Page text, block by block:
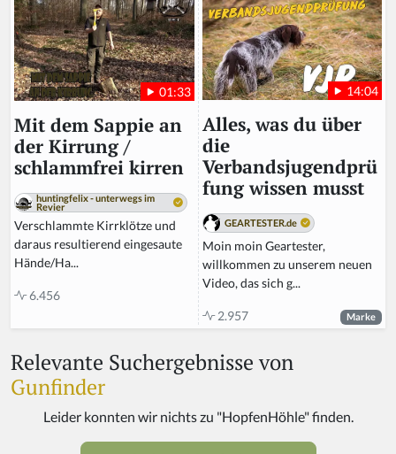
01:33
Mit dem Sappie an
der Kirrung /
schlammfrei kirren
huntingfelix - unterwegs im
Revier
Verschlammte Kirrklötze und
daraus resultierend eingesaute
Hände/Ha...
6.456
14:04
Alles, was du über
die
Verbandsjugendprü
fung wissen musst
GEARTESTER.de
Moin moin Geartester,
willkommen zu unserem neuen
Video, das sich g...
2.957 Marke
Relevante Suchergebnisse von
Gunfinder